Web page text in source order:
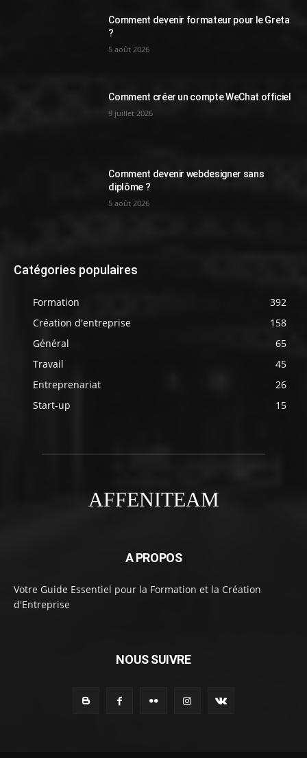
Comment devenir formateur pour le Greta
?
5 août 2026
Comment créer un compte WeChat officiel
9 juillet 2026
Comment devenir webdesigner sans
diplôme ?
5 août 2026
Catégories populaires
Formation
392
Création d'entreprise
158
Général
65
Travail
45
Entreprenariat
26
Start-up
15
AFFENITEAM
A PROPOS
Votre Guide Essentiel pour la Formation et la Création
d'Entreprise
NOUS SUIVRE